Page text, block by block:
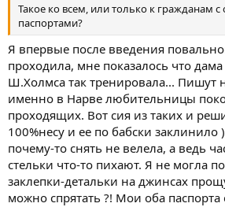
Такое ко всем, или только к гражданам
паспортами?
Я впервые после введения
проходила, мне показалось что
Ш.Холмса так тренировала... Пишут
именно в Нарве любительницы
проходящих. Вот сия из таких и
100%несу и ее по бабски заклинило
почему-то снять не велела, а ведь
стельки что-то пихают. Я не могла
заклепки-детальки на джинсах
можно спрятать ?! Мои оба паспорта